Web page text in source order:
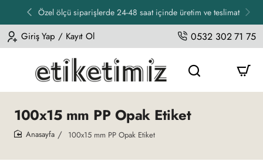
Özel ölçü siparişlerde 24-48 saat içinde üretim ve teslimat
Giriş Yap / Kayıt Ol 0532 302 71 75
100x15 mm PP Opak Etiket
100x15 mm PP Opak Etiket